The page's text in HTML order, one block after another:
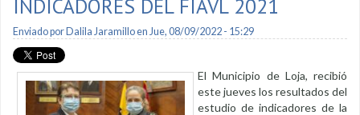
INDICADORES DEL FIAVL 2021
Enviado por Dalila Jaramilloen Jue, 08/09/2022 - 15:29
El Municipio de Loja, recibió
este jueves los resultados del
estudio de indicadores de la